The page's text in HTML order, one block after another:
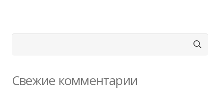
Свежие комментарии